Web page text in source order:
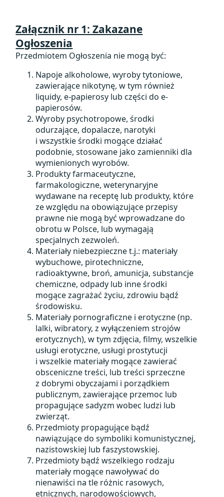
Załącznik nr 1: Zakazane
Ogłoszenia
Przedmiotem Ogłoszenia nie mogą być:
Napoje alkoholowe, wyroby tytoniowe,
zawierające nikotynę, w tym również
liquidy, e-papierosy lub części do e-
papierosów.
Wyroby psychotropowe, środki
odurzające, dopalacze, narotyki
i wszystkie środki mogące działać
podobnie, stosowane jako zamienniki dla
wymienionych wyrobów.
Produkty farmaceutyczne,
farmakologiczne, weterynaryjne
wydawane na receptę lub produkty, które
ze względu na obowiązujące przepisy
prawne nie mogą być wprowadzane do
obrotu w Polsce, lub wymagają
specjalnych zezwoleń.
Materiały niebezpieczne t.j.: materiały
wybuchowe, pirotechniczne,
radioaktywne, broń, amunicja, substancje
chemiczne, odpady lub inne środki
mogące zagrażać życiu, zdrowiu bądź
środowisku.
Materiały pornograficzne i erotyczne (np.
lalki, wibratory, z wyłączeniem strojów
erotycznych), w tym zdjęcia, filmy, wszelkie
usługi erotyczne, usługi prostytucji
i wszelkie materiały mogące zawierać
obsceniczne treści, lub treści sprzeczne
z dobrymi obyczajami i porządkiem
publicznym, zawierające przemoc lub
propagujące sadyzm wobec ludzi lub
zwierząt.
Przedmioty propagujące bądź
nawiązujące do symboliki komunistycznej,
nazistowskiej lub faszystowskiej.
Przedmioty bądź wszelkiego rodzaju
materiały mogące nawoływać do
nienawiści na tle różnic rasowych,
etnicznych, narodowościowych,